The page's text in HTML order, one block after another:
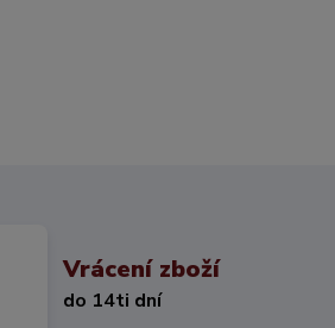
Vrácení zboží
do 14ti dní